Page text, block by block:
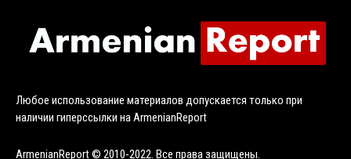
Любое использование материалов допускается только при
наличии гиперссылки на ArmenianReport
ArmenianReport © 2010-2022. Все права защищены.